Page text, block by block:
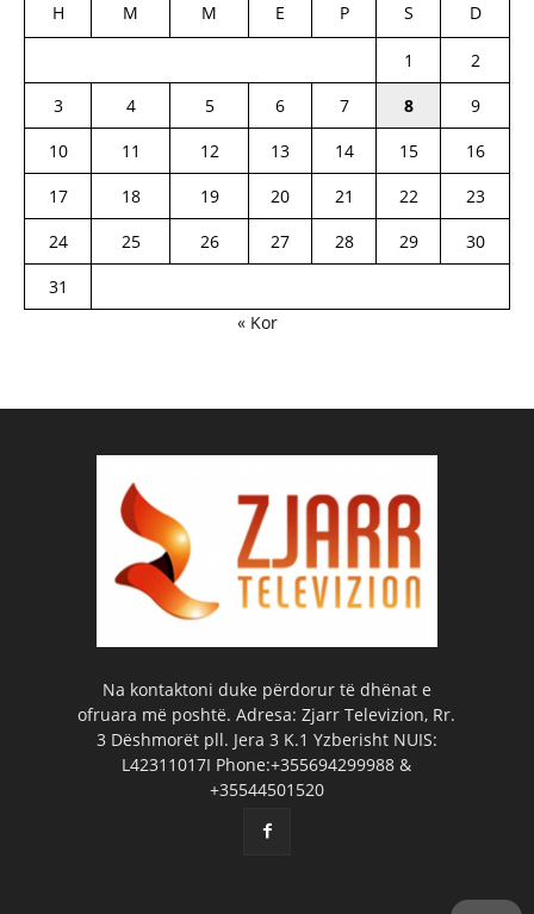
H M M E P S D
1
2
3
4 5 6 7 8
9
10
11 12 13 14 15
16
17
18 19 20 21 22
23
24
25 26 27 28 29
30
31
« Kor
Na kontaktoni duke përdorur të dhënat e
ofruara më poshtë. Adresa: Zjarr Televizion, Rr.
3 Dëshmorët pll. Jera 3 K.1 Yzberisht NUIS:
L42311017I Phone:+355694299988 &
+35544501520